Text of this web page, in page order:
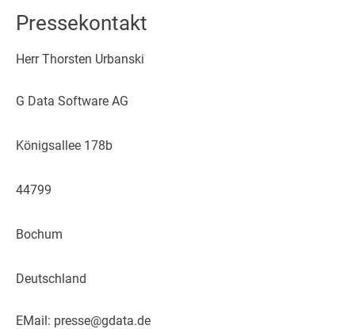
Pressekontakt
Herr Thorsten Urbanski
G Data Software AG
Königsallee 178b
44799
Bochum
Deutschland
EMail: presse@gdata.de